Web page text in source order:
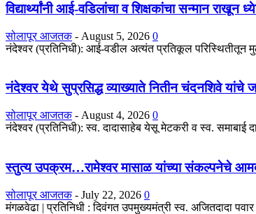
विद्यार्थ्यांनी आई-वडिलांचा व शिक्षकांचा सन्मान
सोलापूर आजतक - August 5, 2026 0
नंदेश्वर (प्रतिनिधी): आई-वडील अत्यंत प्रतिकूल परिस्थितीतून
नंदेश्वर येथे सुप्रसिद्ध व्याख्याते नितीन चंदनशिवे यांचे
सोलापूर आजतक - August 4, 2026 0
नंदेश्वर (प्रतिनिधी): स्व. दादासाहेब येसू मेटकरी व स्व. समाबाई
स्तुत्य उपक्रम…रामेश्वर मासाळ यांच्या संकल्पनेचे
सोलापूर आजतक - July 22, 2026 0
मंगळवेढा | प्रतिनिधी : दिवंगत उपमुख्यमंत्री स्व. अजितदादा